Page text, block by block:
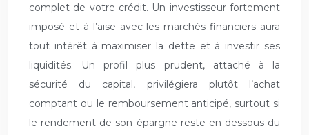
complet de votre crédit. Un investisseur fortement
imposé et à l’aise avec les marchés financiers aura
tout intérêt à maximiser la dette et à investir ses
liquidités. Un profil plus prudent, attaché à la
sécurité du capital, privilégiera plutôt l’achat
comptant ou le remboursement anticipé, surtout si
le rendement de son épargne reste en dessous du